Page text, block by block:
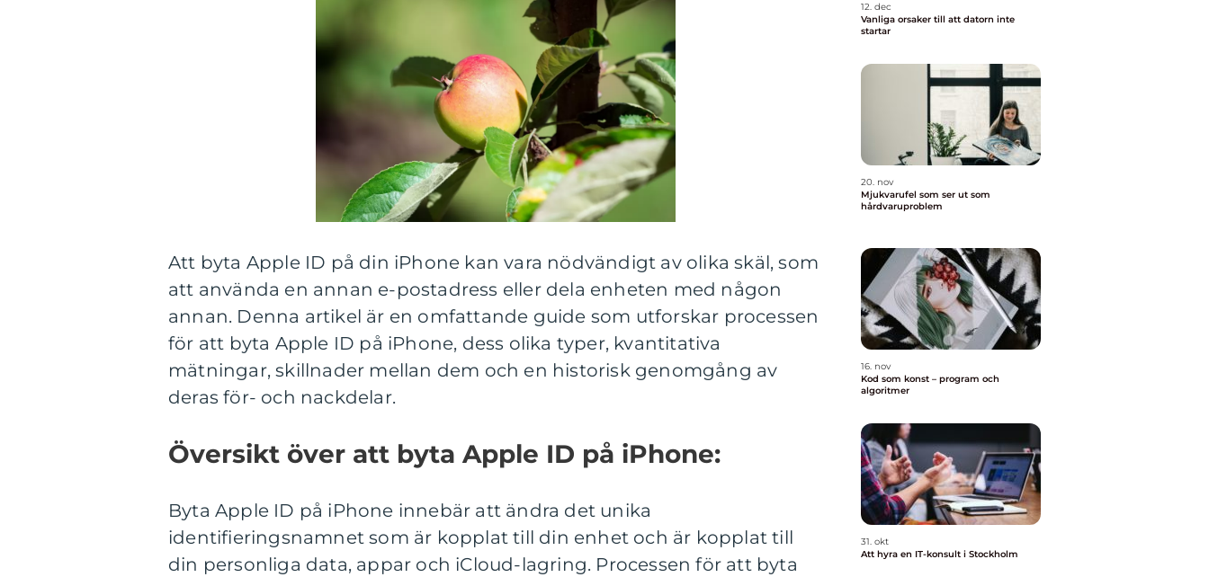
Att byta Apple ID på din iPhone kan vara nödvändigt av olika skäl, som
att använda en annan e-postadress eller dela enheten med någon
annan. Denna artikel är en omfattande guide som utforskar processen
för att byta Apple ID på iPhone, dess olika typer, kvantitativa
mätningar, skillnader mellan dem och en historisk genomgång av
deras för- och nackdelar.
Översikt över att byta Apple ID på iPhone:
Byta Apple ID på iPhone innebär att ändra det unika
identifieringsnamnet som är kopplat till din enhet och är kopplat till
din personliga data, appar och iCloud-lagring. Processen för att byta
12. dec
Vanliga orsaker till att datorn inte
startar
20. nov
Mjukvarufel som ser ut som
hårdvaruproblem
16. nov
Kod som konst – program och
algoritmer
31. okt
Att hyra en IT-konsult i Stockholm